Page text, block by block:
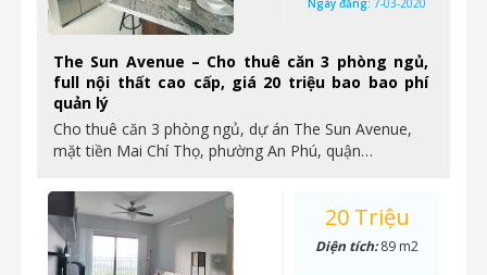
The Sun Avenue – Cho thuê căn 3 phòng ngủ,
full nội thất cao cấp, giá 20 triệu bao bao phí
quản lý
Cho thuê căn 3 phòng ngủ, dự án The Sun Avenue,
mặt tiền Mai Chí Thọ, phường An Phú, quận…
Ngày đăng: 7-03-2020
20 Triệu
Diện tích:89 m2